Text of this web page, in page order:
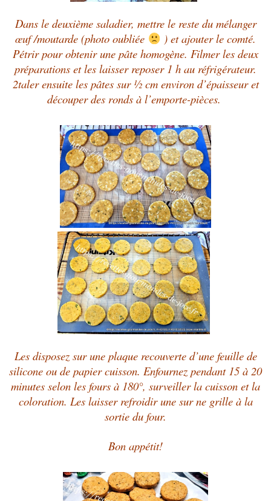
Dans le deuxième saladier, mettre le reste du mélanger
œuf /moutarde (photo oubliée
) et ajouter le comté.
Pétrir pour obtenir une pâte homogène. Filmer les deux
préparations et les laisser reposer 1 h au réfrigérateur.
2taler ensuite les pâtes sur ½ cm environ d’épaisseur et
découper des ronds à l’emporte-pièces.
Les disposez sur une plaque recouverte d’une feuille de
silicone ou de papier cuisson. Enfournez pendant 15 à 20
minutes selon les fours à 180°, surveiller la cuisson et la
coloration. Les laisser refroidir une sur ne grille à la
sortie du four.
Bon appétit!